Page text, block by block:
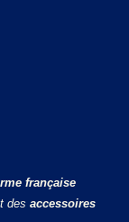
française
des accessoires